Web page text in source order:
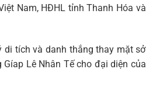
Nam, HĐHL tỉnh Thanh Hóa và
di tích và danh thắng thay mặt sở
Lê Nhân Tế cho đại diện của